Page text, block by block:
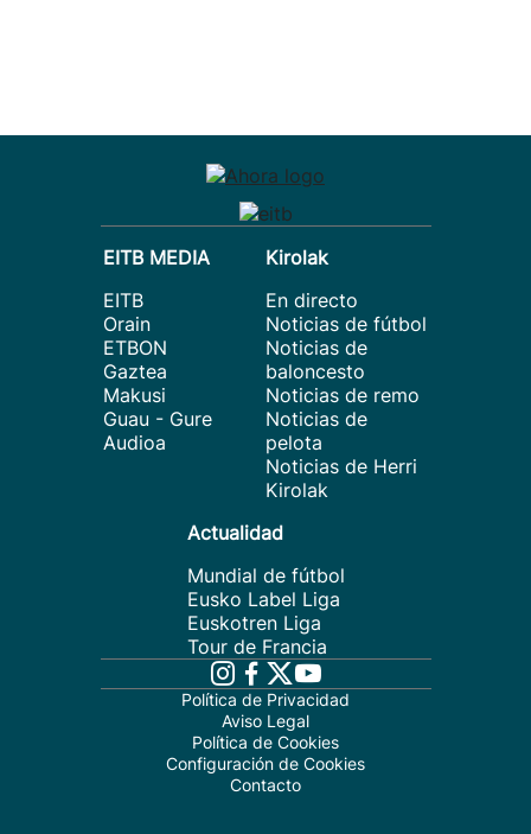
EITB MEDIA
EITB
Orain
ETBON
Gaztea
Makusi
Guau - Gure
Audioa
Kirolak
En directo
Noticias de fútbol
Noticias de
baloncesto
Noticias de remo
Noticias de
pelota
Noticias de Herri
Kirolak
Actualidad
Mundial de fútbol
Eusko Label Liga
Euskotren Liga
Tour de Francia
Política de Privacidad
Aviso Legal
Política de Cookies
Configuración de Cookies
Contacto